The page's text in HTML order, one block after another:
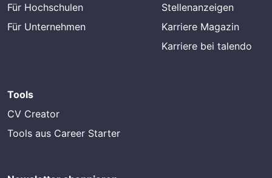
Für Hochschulen
Für Unternehmen
Stellenanzeigen
Karriere Magazin
Karriere bei talendo
Tools
CV Creator
Tools aus Career Starter